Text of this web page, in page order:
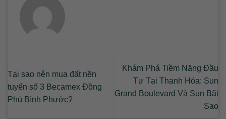
Tại sao nên mua đất nền
tuyến số 3 Becamex Đồng
Phú Bình Phước?
Khám Phá Tiềm Năng Đầu
Tư Tại Thanh Hóa: Sun
Grand Boulevard Và Sun Bãi
Sao